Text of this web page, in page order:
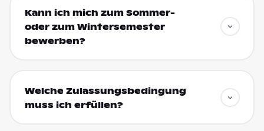
Kann ich mich zum Sommer-
oder zum Wintersemester
bewerben?
Welche Zulassungsbedingung
muss ich erfüllen?